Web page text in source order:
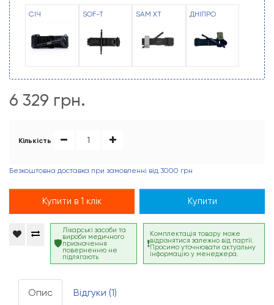
СІЧ SOF-T SAM XT ДНІПРО
6 329 грн.
Кількість
Безкоштовна доставка при замовленні від 3000 грн
Купити в 1 клік Купити
Лікарські засоби та
вироби медичного
призначення
поверненню не
підлягають
Комплектація товару може
відрізнятися залежно від партії.
Просимо уточнювати актуальну
інформацію у менеджера.
Опис Відгуки (1)